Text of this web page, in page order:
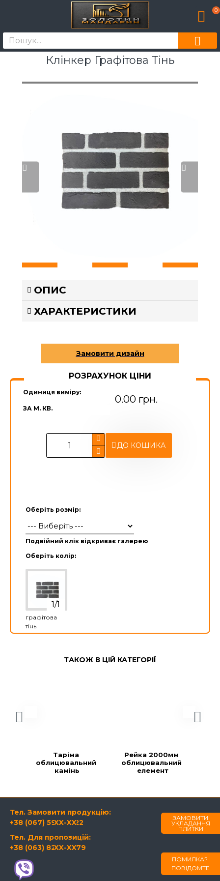
0
Клінкер Графітова Тінь
ОПИС
ХАРАКТЕРИСТИКИ
РОЗРАХУНОК ЦІНИ
Одиниця виміру:
ЗА М. КВ.
0.00 грн.
ДО КОШИКА
Оберіть розмір:
Подвійний клік відкриває галерею
Оберіть колір:
графітова
тінь
ТАКОЖ В ЦІЙ КАТЕГОРІЇ
Таріма
облицювальний
камінь
Рейка 2000мм
облицювальний
елемент
Тел. Замовити продукцію:
+38 (067) 594-21-22
XX-XX
Тел. Для пропозицій:
+38 (063) 820-60-79
XX-XX
ЗАМОВИТИ
УКЛАДАННЯ
ПЛИТКИ
ПОМИЛКА?
ПОВІДОМТЕ